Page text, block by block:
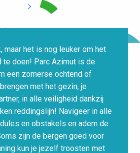
maar het is nog leuker om het
te doen! Parc Azimut is de
een zomerse ochtend of
met het gezin, je
in alle veiligheid dankzij
reddingslijn! Navigeer in alle
en obstakels en adem de
zijn de bergen goed voor
kun je jezelf troosten met